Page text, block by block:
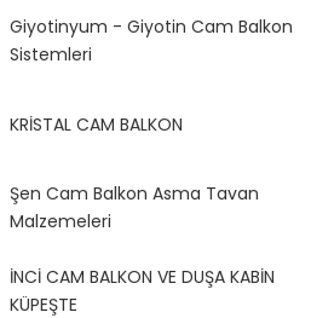
Giyotinyum - Giyotin Cam Balkon
Sistemleri
KRİSTAL CAM BALKON
Şen Cam Balkon Asma Tavan
Malzemeleri
İNCİ CAM BALKON VE DUŞA KABİN
KÜPEŞTE